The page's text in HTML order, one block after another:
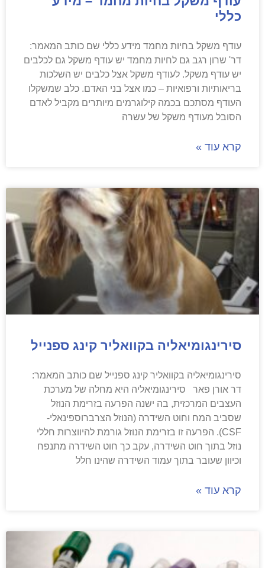
כללי
עודף משקל בחיות מחמד מידע כללי שם כותב המאמר:
דר' שרון רגב גם לחיות מחמד יש עודף משקל גם לכלבים
יש עודף משקל. לעודף משקל אצל כלבים יש השלכות
בריאותיות ורפואיות – כמו אצל בני האדם. כלב שמשקלו
העודף מסתכם בכמה קילוגרמים מיותרים מקביל לאדם
הסובל מעודף משקל של עשרה
קרא עוד »
סירינגומיאליה בקוואליר קינג ספנייל
סירינגומיאליה בקוואליר קינג ספנייל שם כותב המאמר:
דר אורן פאר סירינגומיאליה היא מחלה של מערכת
העצבים המרכזית, בה ישנה הפרעה בזרימת הנוזל
שסביב המח וחוט השידרה (הנוזל הצרברוספינאלי-
CSF). הפרעה זו בזרימת הנוזל גורמת להיווצרות חללי
נוזל בתוך חוט השידרה, עקב כך חוט השידרה מתנפח
וכיוון שעובר בתוך עמוד השידרה שהינו חלל
קרא עוד »